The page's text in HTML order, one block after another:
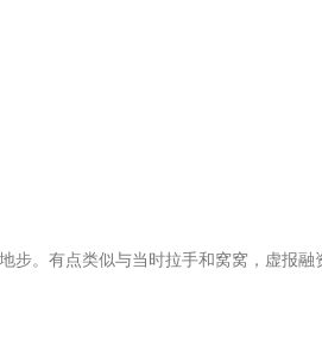
。有点类似与当时拉手和窝窝，虚报融